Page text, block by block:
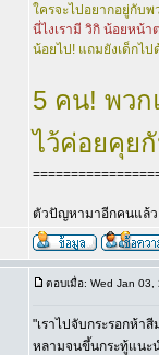
ใครจะไปอยากอยู่กับ
นี่ไงเรามี วิกิ น้อยหน้า
น้อยไป! แถมยังเด็กไป
5 คน! พวก
ไว้ค่อยคุย
ตัวปัญหามาอีกคนแล้ว
ตอบเมื่อ: Wed Jan 03,
"เราไปจับกระรอกห้า
หลามจนขึ้นกระทู้แนะ